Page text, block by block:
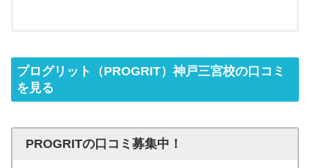
プログリット（PROGRIT）神戸三宮校の口コミ
を見る
PROGRITの口コミ募集中！